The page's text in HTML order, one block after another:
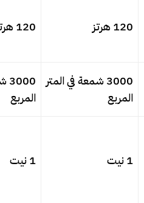
120 هرتز 120 هرتز
3000 شمعة في المتر
المربع
المربع
1 نيت 1 نيت